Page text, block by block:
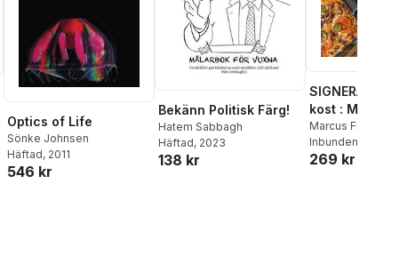
Optics of Life
Sönke Johnsen
Häftad, 2011
546 kr
Bekänn Politisk Färg!
Hatem Sabbagh
Häftad, 2023
138 kr
SIGNERAD -
kost :
matlådor
Marcus Frank
Inbunden
269 kr